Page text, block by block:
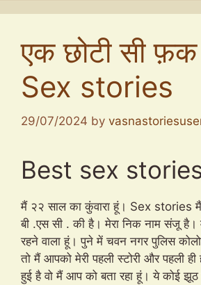
एक छोटी सी फ़क
Sex stories
29/07/2024 by
Best sex
मैं २२ साल का कुंवारा हूं। Sex stories
बी .एस सी . की है। मेरा निक नाम संजू
रहने वाला हूं। पुने में चवन नगर पुलिस
तो मैं आपको मेरी पहली स्टोरी और पहली
हुई है वो मैं आप को बता रहा हूं। ये कोई झूठ